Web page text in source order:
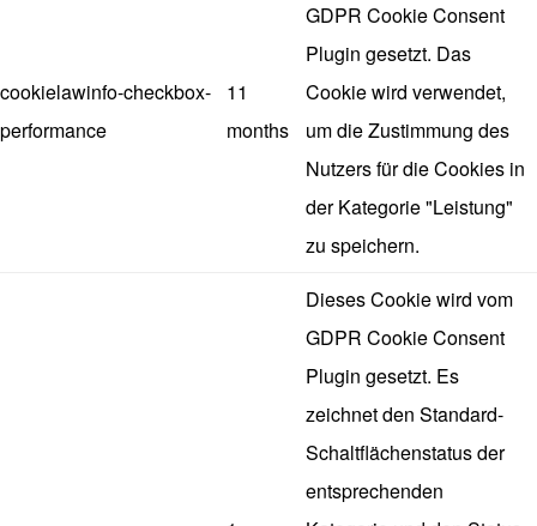
cookielawinfo-checkbox-
performance
11
months
GDPR Cookie Consent
Plugin gesetzt. Das
Cookie wird verwendet,
um die Zustimmung des
Nutzers für die Cookies in
der Kategorie "Leistung"
zu speichern.
Dieses Cookie wird vom
GDPR Cookie Consent
Plugin gesetzt. Es
zeichnet den Standard-
Schaltflächenstatus der
entsprechenden